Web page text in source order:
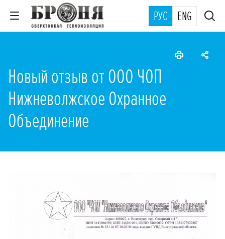
РУС ENG
Новый отзыв от ООО ЧОП
Нижневолжское Охранное
Объединение